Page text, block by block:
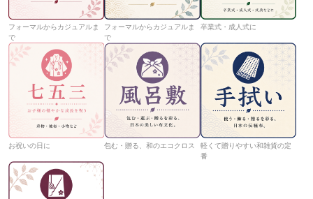
フォーマルからカジュアルま
で
フォーマルからカジュアルま
で
卒業式・成人式に
お祝いの日に 包む・贈る、和のエコクロス
軽くて贈りやすい和雑貨の定
番